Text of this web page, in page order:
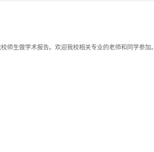
师生做学术报告。欢迎我校相关专业的老师和同学参加。